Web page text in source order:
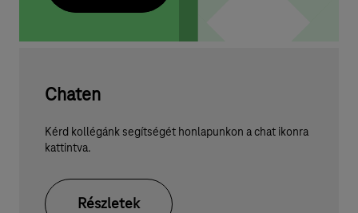
Chaten
Kérd kollégánk segítségét honlapunkon a chat ikonra
kattintva.
Részletek